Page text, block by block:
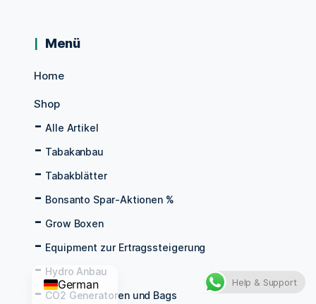
Menü
Home
Shop
Alle Artikel
Tabakanbau
Tabakblätter
Bonsanto Spar-Aktionen %
Grow Boxen
Equipment zur Ertragssteigerung
Hydro Anbau
CO2 Generatoren und Bags
Help & Support
German